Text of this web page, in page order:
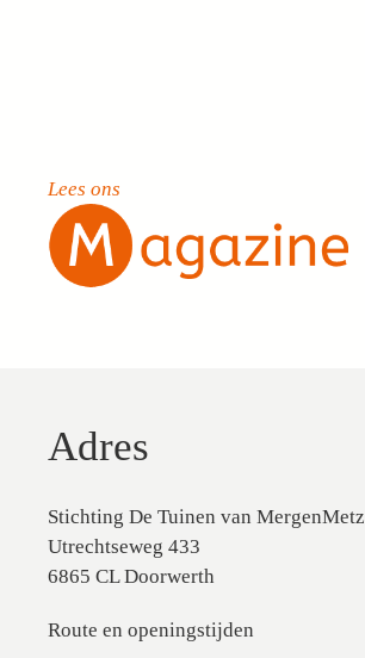
Lees ons
Adres
Stichting De Tuinen van MergenMetz
Utrechtseweg 433
6865 CL Doorwerth
Route en openingstijden